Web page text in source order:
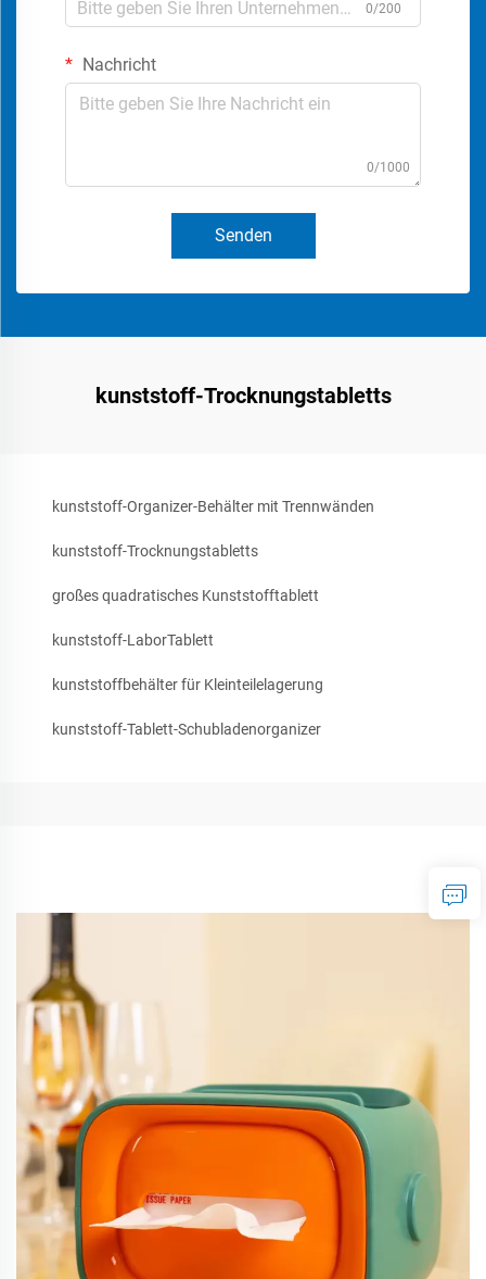
0/200
Nachricht
0/1000
Senden
kunststoff-Trocknungstabletts
kunststoff-Organizer-Behälter mit Trennwänden
kunststoff-Trocknungstabletts
großes quadratisches Kunststofftablett
kunststoff-LaborTablett
kunststoffbehälter für Kleinteilelagerung
kunststoff-Tablett-Schubladenorganizer